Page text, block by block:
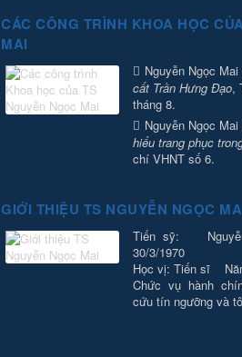
CÁC CÔNG TRÌNH KHOA HỌC
MAI
Nguyễn Ngọc Mai
cất Trần Hưng Đạo,
tháng 8.
Nguyễn Ngọc Mai
hiểu trang phục
chí VHNT số 6.
GIỚI THIỆU TS NGUYỄN NGỌC
Tiến sỹ: Nguyễn
30/3/1970
Học vị: Tiến sĩ
Chức vụ hành
cứu tín ngưỡng và